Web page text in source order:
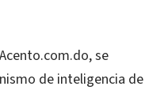
se
de inteligencia de